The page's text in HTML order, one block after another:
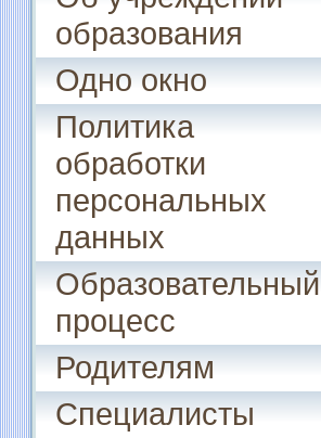
образования
Одно окно
Политика
обработки
персональных
данных
Образовательный
процесс
Родителям
Специалисты